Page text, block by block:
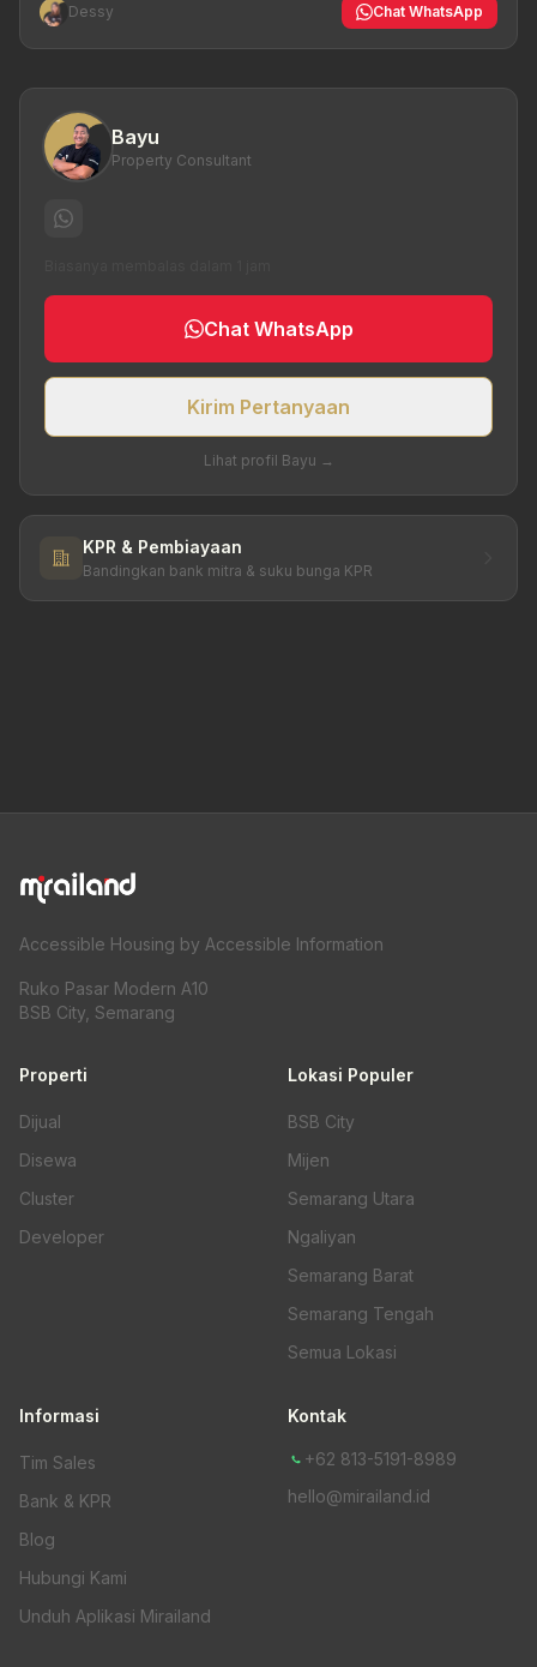
Dessy Chat WhatsApp
Bayu
Property Consultant
Chat WhatsApp
Kirim Pertanyaan
Lihat profil Bayu →
KPR & Pembiayaan
Bandingkan bank mitra & suku bunga KPR
Accessible Housing by Accessible Information
Ruko Pasar Modern A10
BSB City, Semarang
Properti
Dijual
Disewa
Cluster
Developer
Lokasi Populer
BSB City
Mijen
Semarang Utara
Ngaliyan
Semarang Barat
Semarang Tengah
Semua Lokasi
Informasi
Tim Sales
Bank & KPR
Blog
Hubungi Kami
Unduh Aplikasi Mirailand
Kontak
+62 813-5191-8989
hello@mirailand.id